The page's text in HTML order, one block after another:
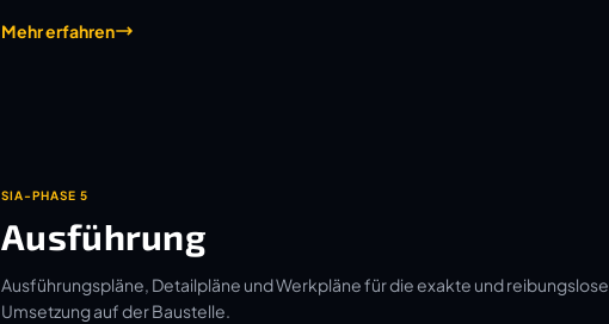
Mehr erfahren
SIA-PHASE 5
Ausführung
Ausführungspläne, Detailpläne und Werkpläne für die exakte und reibungslose
Umsetzung auf der Baustelle.